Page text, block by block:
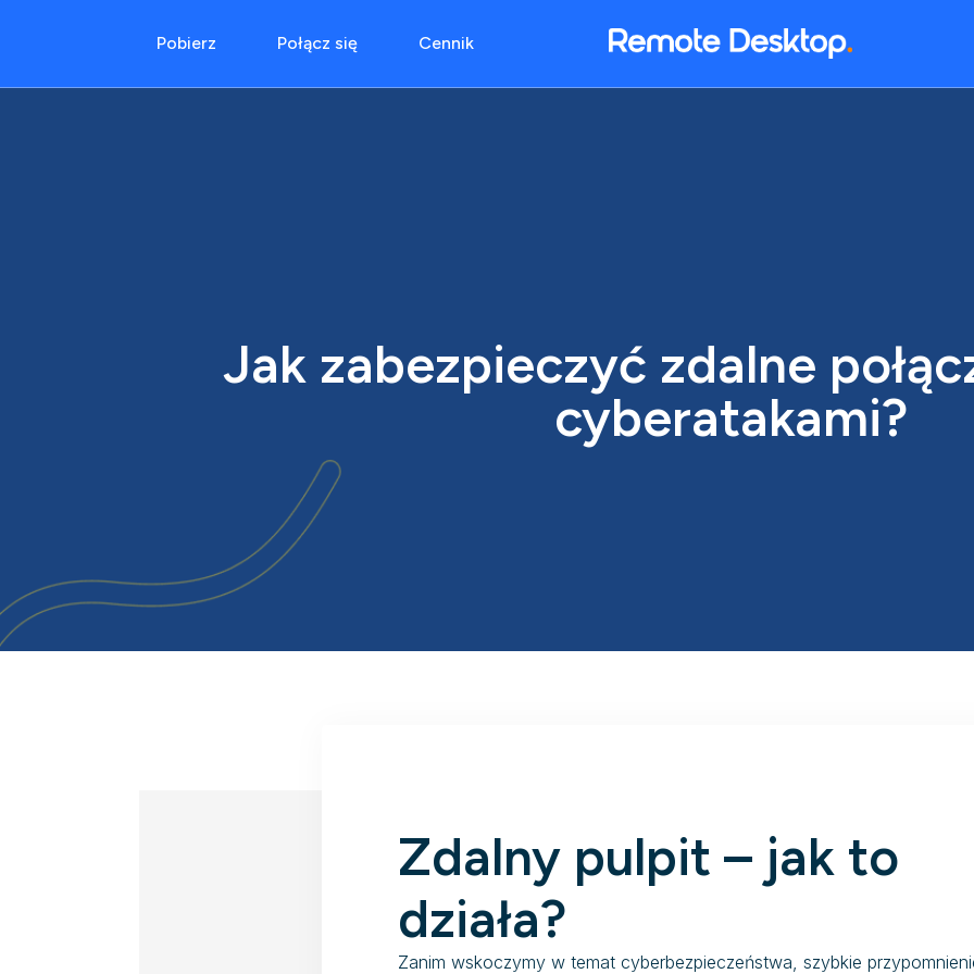
Pobierz Połącz się Cennik
Jak zabezpieczyć zdalne
cyberatakami?
Zdalny pulpit – jak to
działa?
Zanim wskoczymy w temat cyberbezpieczeństwa, szybkie